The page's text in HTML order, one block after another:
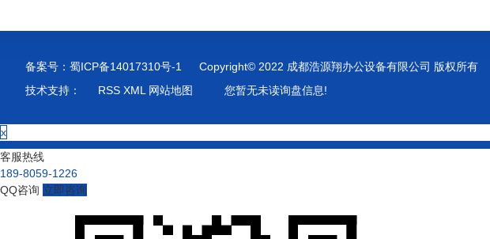
备案号： 蜀ICP备14017310号-1 Copyright© 2022 成都浩源翔办公设备有限公司 版权所有
技术支持： RSS XML 网站地图 您暂无未读询盘信息!
x
客服热线
189-8059-1226
QQ咨询 立即咨询